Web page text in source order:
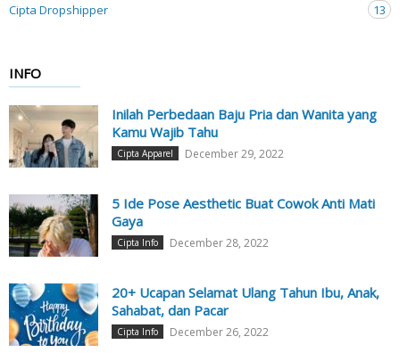
Cipta Dropshipper
13
INFO
Inilah Perbedaan Baju Pria dan Wanita yang
Kamu Wajib Tahu
Cipta Apparel December 29, 2022
5 Ide Pose Aesthetic Buat Cowok Anti Mati
Gaya
Cipta Info December 28, 2022
20+ Ucapan Selamat Ulang Tahun Ibu, Anak,
Sahabat, dan Pacar
Cipta Info December 26, 2022